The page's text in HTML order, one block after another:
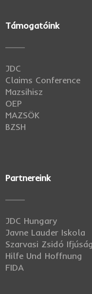
Támogatóink
JDC
Claims Conference
Mazsihisz
OEP
MAZSÖK
BZSH
Partnereink
JDC Hungary
Javne Lauder Iskola
Szarvasi Zsidó
Hilfe Und Hoffnung
FIDA